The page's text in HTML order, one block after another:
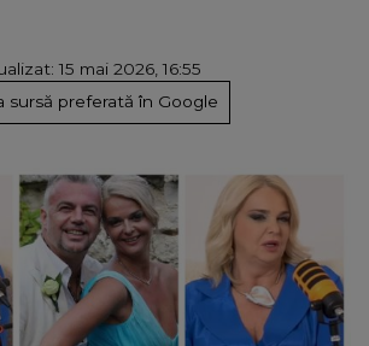
15 mai 2026, 16:55
sursă preferată în Google